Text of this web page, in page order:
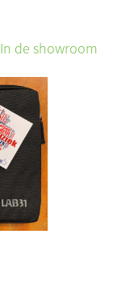
In de showroom